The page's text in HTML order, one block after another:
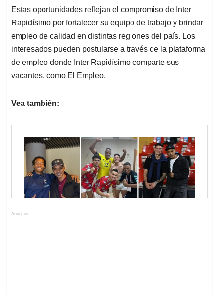
Estas oportunidades reflejan el compromiso de Inter
Rapidísimo por fortalecer su equipo de trabajo y brindar
empleo de calidad en distintas regiones del país. Los
interesados pueden postularse a través de la plataforma
de empleo donde Inter Rapidísimo comparte sus
vacantes, como El Empleo.
Vea también:
Anuncios.